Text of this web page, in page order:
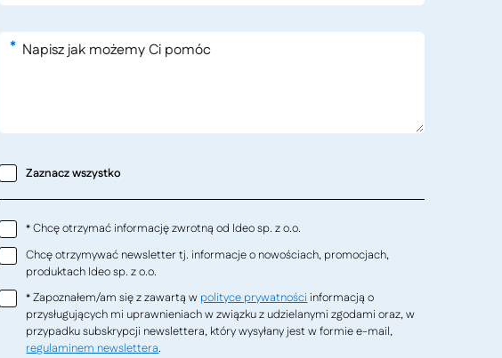
*
Zaznacz wszystko
* Chcę otrzymać informację zwrotną od Ideo sp. z o.o.
Chcę otrzymywać newsletter tj. informacje o nowościach, promocjach,
produktach Ideo sp. z o.o.
* Zapoznałem/am się z zawartą w polityce prywatności informacją o
przysługujących mi uprawnieniach w związku z udzielanymi zgodami oraz, w
przypadku subskrypcji newslettera, który wysyłany jest w formie e-mail,
regulaminem newslettera.